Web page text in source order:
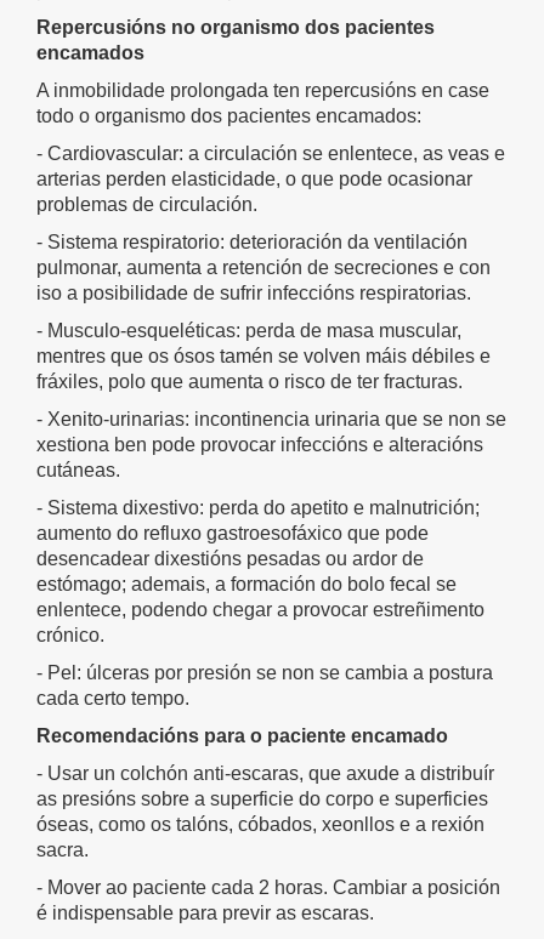
Repercusións no organismo dos pacientes
encamados
A inmobilidade prolongada ten repercusións en case
todo o organismo dos pacientes encamados:
- Cardiovascular: a circulación se enlentece, as veas e
arterias perden elasticidade, o que pode ocasionar
problemas de circulación.
- Sistema respiratorio: deterioración da ventilación
pulmonar, aumenta a retención de secreciones e con
iso a posibilidade de sufrir infeccións respiratorias.
- Musculo-esqueléticas: perda de masa muscular,
mentres que os ósos tamén se volven máis débiles e
fráxiles, polo que aumenta o risco de ter fracturas.
- Xenito-urinarias: incontinencia urinaria que se non se
xestiona ben pode provocar infeccións e alteracións
cutáneas.
- Sistema dixestivo: perda do apetito e malnutrición;
aumento do refluxo gastroesofáxico que pode
desencadear dixestións pesadas ou ardor de
estómago; ademais, a formación do bolo fecal se
enlentece, podendo chegar a provocar estreñimento
crónico.
- Pel: úlceras por presión se non se cambia a postura
cada certo tempo.
Recomendacións para o paciente encamado
- Usar un colchón anti-escaras, que axude a distribuír
as presións sobre a superficie do corpo e superficies
óseas, como os talóns, cóbados, xeonllos e a rexión
sacra.
- Mover ao paciente cada 2 horas. Cambiar a posición
é indispensable para previr as escaras.